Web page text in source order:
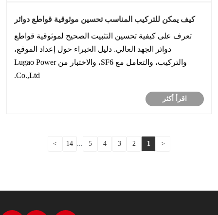
كيف يمكن للتركيب المناسب تحسين موثوقية قواطع دوائر
تعرف على كيفية تحسين التثبيت الصحيح لموثوقية قواطع
دوائر الجهد العالي. دليل الخبراء حول إعداد الموقع،
والتركيب، والتعامل مع SF6، والاختبار من Lugao Power
Co.,Ltd.
اقرأ أكثر
<
1
2
3
4
5
...
14
>